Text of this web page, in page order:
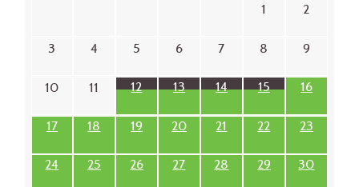
1
2
3 4 5 6 7 8 9
10 11 12 13 14 15 16
17 18 19 20 21 22 23
24 25 26 27 28 29 30